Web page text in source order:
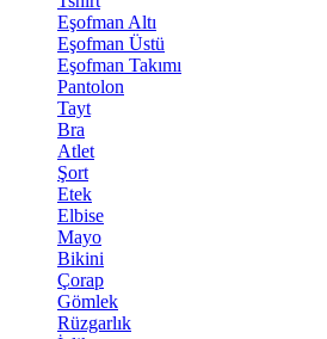
Eşofman Altı
Eşofman Üstü
Eşofman Takımı
Pantolon
Tayt
Bra
Atlet
Şort
Etek
Elbise
Mayo
Bikini
Çorap
Gömlek
Rüzgarlık